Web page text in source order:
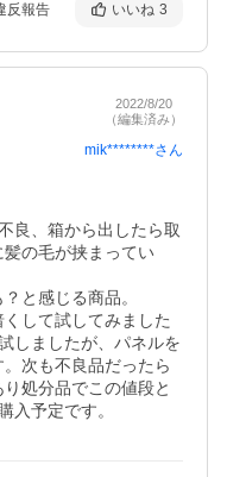
反報告 いいね 3
2022/8/20
（編集済み）
mik********さん
良、箱から出したら取
の毛が挟まってい
と感じる商品。
して試してみました
しましたが、パネルを
次も不良品だったら
処分品でこの値段と
入予定です。